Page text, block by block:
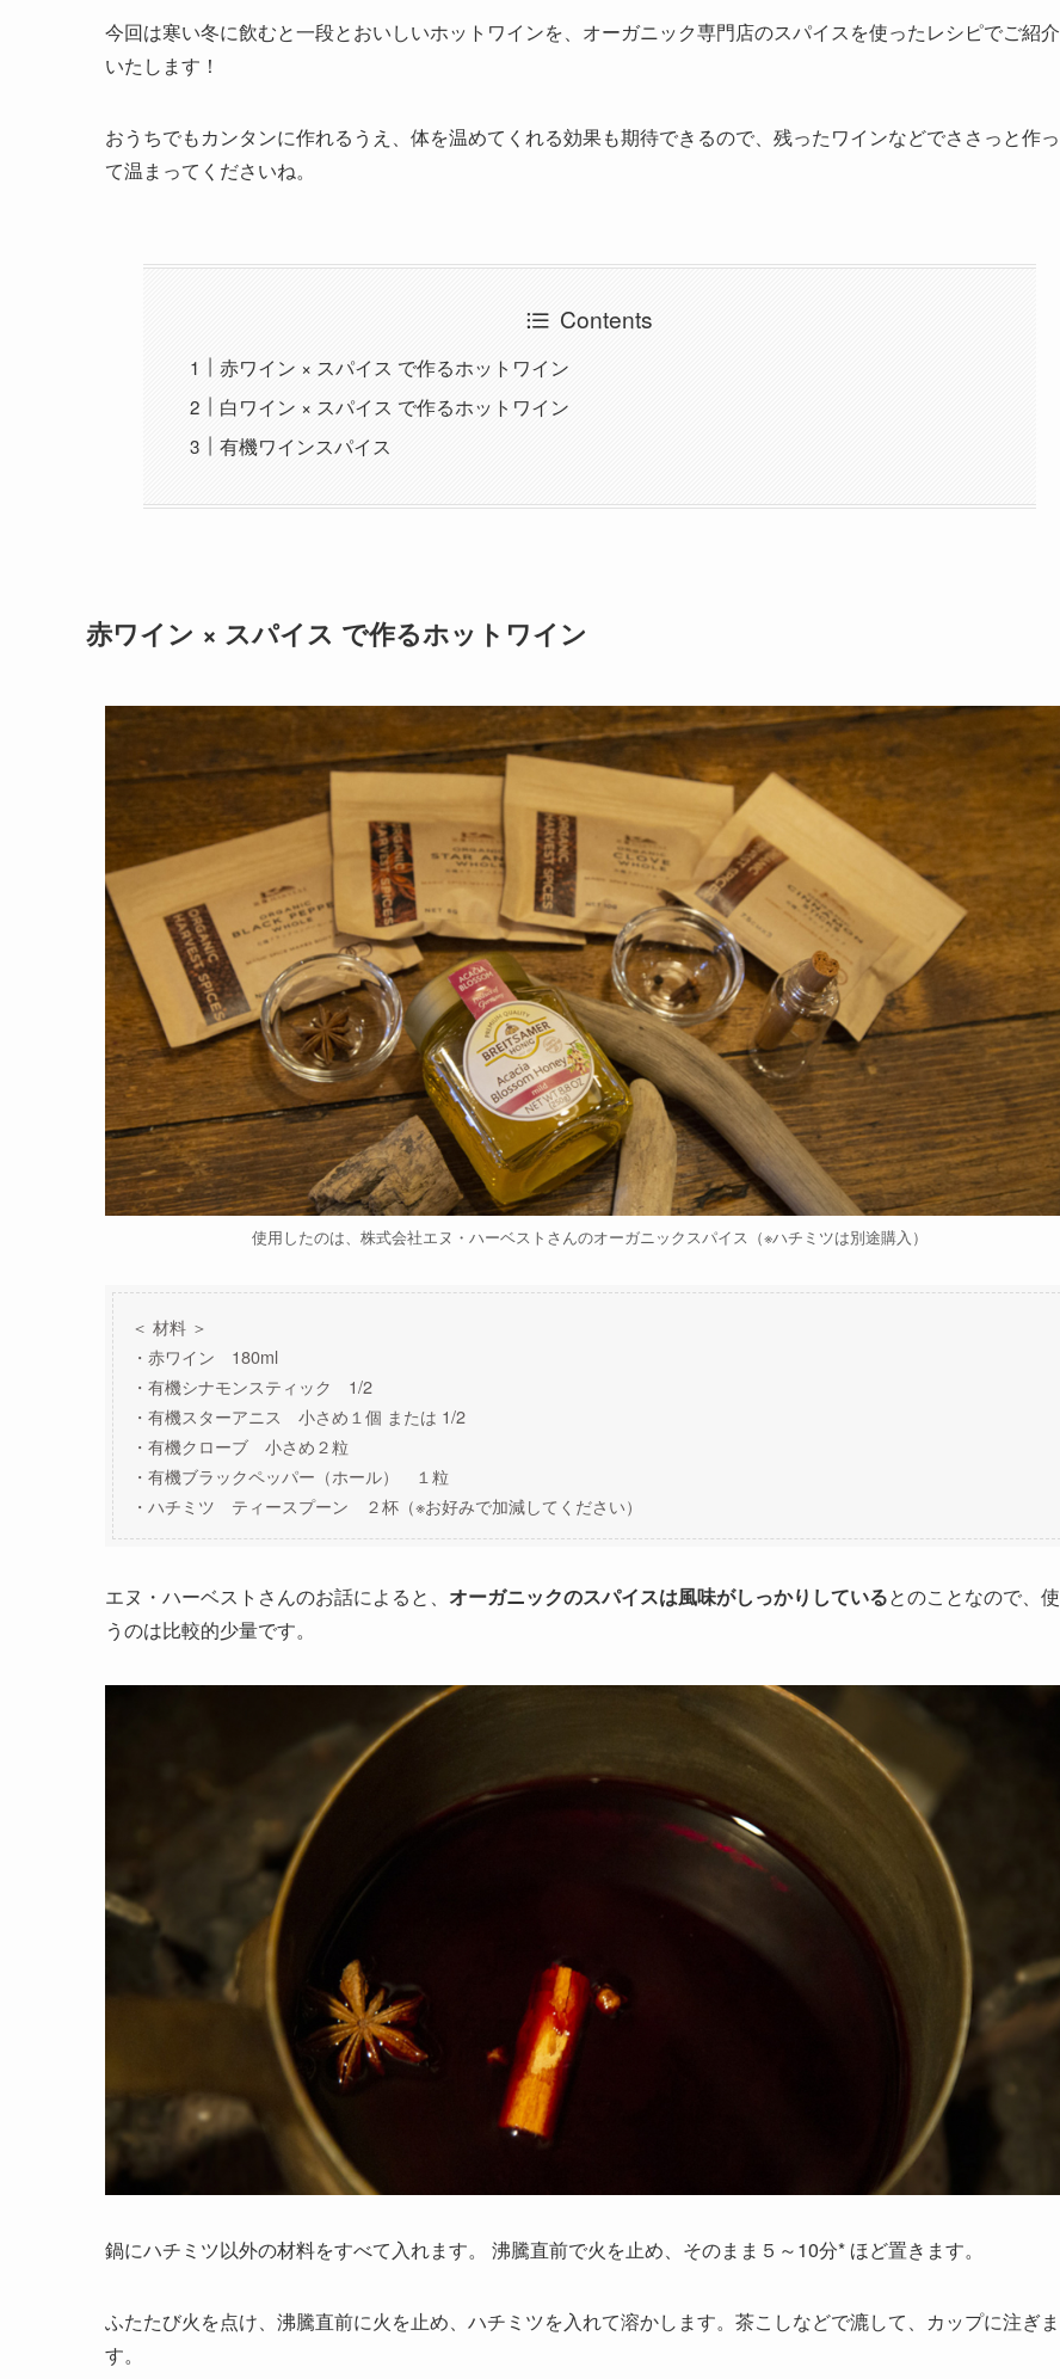
今回は寒い冬に飲むと一段とおいしいホットワインを、オーガニック専門店のスパイスを使ったレシピでご紹介
いたします！
おうちでもカンタンに作れるうえ、体を温めてくれる効果も期待できるので、残ったワインなどでささっと作っ
て温まってくださいね。
Contents
赤ワイン × スパイス で作るホットワイン
白ワイン × スパイス で作るホットワイン
有機ワインスパイス
赤ワイン × スパイス で作るホットワイン
使用したのは、株式会社エヌ・ハーベストさんのオーガニックスパイス（※ハチミツは別途購入）
＜ 材料 ＞
・赤ワイン 180ml
・有機シナモンスティック 1/2
・有機スターアニス 小さめ１個 または 1/2
・有機クローブ 小さめ２粒
・有機ブラックペッパー（ホール） １粒
・ハチミツ ティースプーン ２杯（※お好みで加減してください）
エヌ・ハーベストさんのお話によると、 オーガニックのスパイスは風味がしっかりしているとのことなので、使
うのは比較的少量です。
鍋にハチミツ以外の材料をすべて入れます。 沸騰直前で火を止め、そのまま５～10分* ほど置きます。
ふたたび火を点け、沸騰直前に火を止め、ハチミツを入れて溶かします。茶こしなどで漉して、カップに注ぎま
す。